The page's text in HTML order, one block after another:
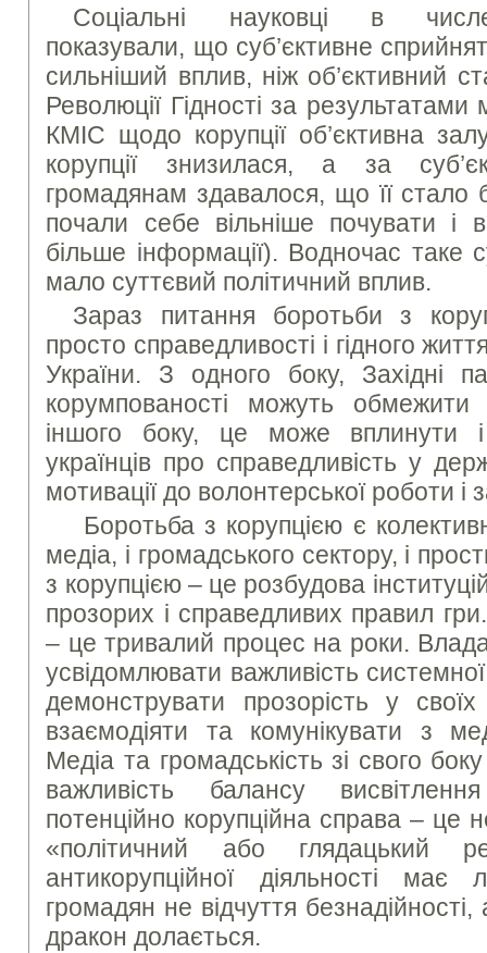
Соціальні науковці в
показували, що суб’єктивне
сильніший вплив, ніж об’єктивний
Революції Гідності за
КМІС щодо корупції об’єктивна
корупції знизилася, а за
громадянам здавалося, що її
почали себе вільніше почувати і
більше інформації). Водночас таке
мало суттєвий політичний вплив.
Зараз питання боротьби з
просто справедливості і гідного
України. З одного боку, Західні
корумпованості можуть обмежити
іншого боку, це може вплинути
українців про справедливість у
мотивації до волонтерської роботи і
Боротьба з корупцією є
медіа, і громадського сектору, і
з корупцією – це розбудова
прозорих і справедливих правил
– це тривалий процес на роки.
усвідомлювати важливість
демонструвати прозорість у
взаємодіяти та комунікувати з
Медіа та громадськість зі свого
важливість балансу
потенційно корупційна справа – це
«політичний або глядацький
антикорупційної діяльності
громадян не відчуття
дракон долається.